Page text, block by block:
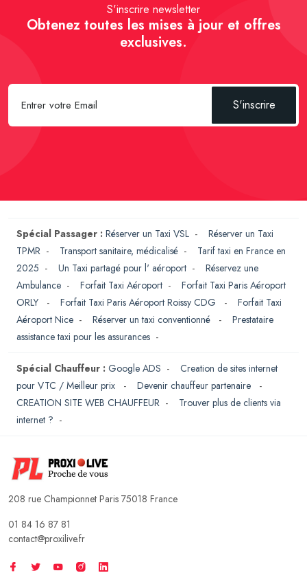
S'inscrire newsletter
Obtenez toutes les mises à jour et offres
exclusives.
S'inscrire
Spécial Passager : Réserver un Taxi VSL - Réserver un Taxi
TPMR - Transport sanitaire, médicalisé - Tarif taxi en France en
2025 - Un Taxi partagé pour l' aéroport - Réservez une
Ambulance - Forfait Taxi Aéroport - Forfait Taxi Paris Aéroport
ORLY
- Forfait Taxi Paris Aéroport Roissy CDG - Forfait Taxi
Aéroport Nice - Réserver un taxi conventionné - Prestataire
assistance taxi pour les assurances -
Spécial Chauffeur : Google ADS - Creation de sites internet
pour VTC / Meilleur prix
- Devenir chauffeur partenaire
-
CREATION SITE WEB CHAUFFEUR - Trouver plus de clients via
internet ? -
208 rue Championnet Paris 75018 France
01 84 16 87 81
contact@proxilive.fr